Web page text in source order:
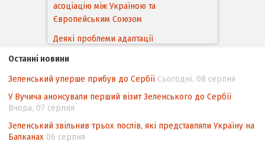
асоціацію між Україною та
Європейським Cоюзом
Деякі проблеми адаптації
походження товарів відповідно до
Угоди про торговельні аспекти прав
інтелектуальної власності (TRIPS) у
контексті євроінтеграції
Аналіз виборчого законодавства щодо
невизначеності механізму повторного
Останні новини
Зеленський уперше прибув до Сербії Сьогодні, 08 серпня
У Вучича анонсували перший візит Зеленського до Сербії
Вчора, 07 серпня
Зеленський звільнив трьох послів, які представляли Україну на
Балканах 06 серпня